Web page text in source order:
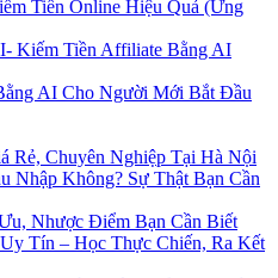
Tiền Online Hiệu Quả (Ứng
Kiếm Tiền Affiliate Bằng AI
AI Cho Người Mới Bắt Đầu
Rẻ, Chuyên Nghiệp Tại Hà Nội
Nhập Không? Sự Thật Bạn Cần
Nhược Điểm Bạn Cần Biết
Tín – Học Thực Chiến, Ra Kết